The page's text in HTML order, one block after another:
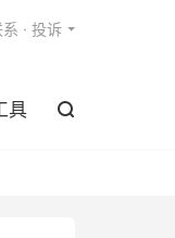
具 
· 投诉